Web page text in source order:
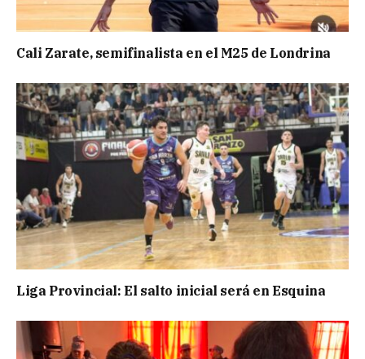
Cali Zarate, semifinalista en el M25 de Londrina
Liga Provincial: El salto inicial será en Esquina